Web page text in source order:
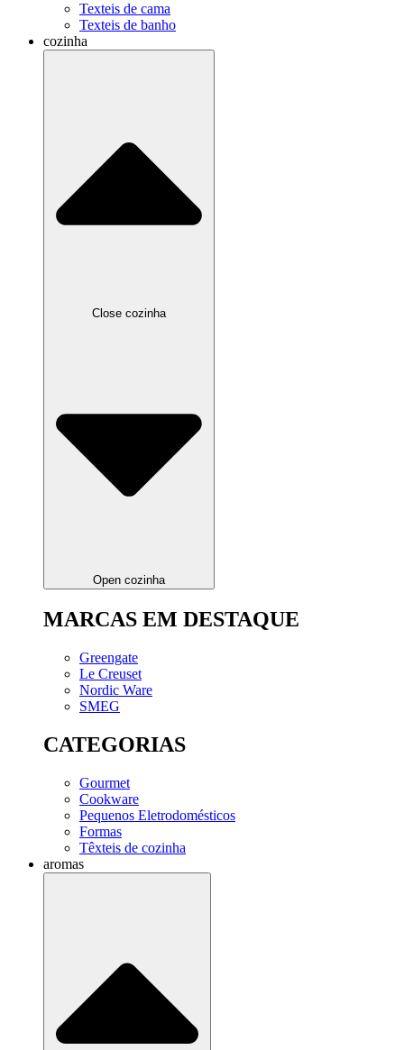
Texteis de cama
Texteis de banho
cozinha
Close cozinha
Open cozinha
MARCAS EM DESTAQUE
Greengate
Le Creuset
Nordic Ware
SMEG
CATEGORIAS
Gourmet
Cookware
Pequenos Eletrodomésticos
Formas
Têxteis de cozinha
aromas